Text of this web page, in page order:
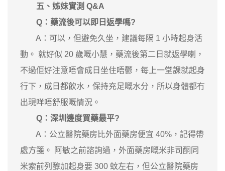
五、姊妹實測 Q&A
Q：藥流後可以即日返學嗎?
A：可以，但避免久坐，建議每隔 1 小時起身活
動。 就好似 20 歲嘅小慧，藥流後第二日就返學喇，
不過佢好注意唔會成日坐住唔鬱，每上一堂課就起身
行下，成日都飲水，保持充足嘅水分，所以身體都冇
出現咩唔舒服嘅情況。
Q：深圳邊度買藥最平?
A：公立醫院藥房比外面藥房便宜 40%，記得帶
處方箋。 阿敏之前諮詢過，外面藥房嘅米非司酮同
米索前列醇加起身要 300 蚊左右，但公立醫院藥房